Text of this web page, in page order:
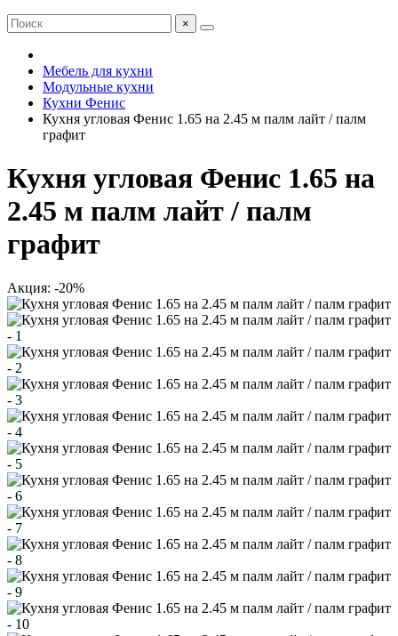
×
Мебель для кухни
Модульные кухни
Кухни Фенис
Кухня угловая Фенис 1.65 на 2.45 м палм лайт / палм
графит
Кухня угловая Фенис 1.65 на
2.45 м палм лайт / палм
графит
Акция: -20%